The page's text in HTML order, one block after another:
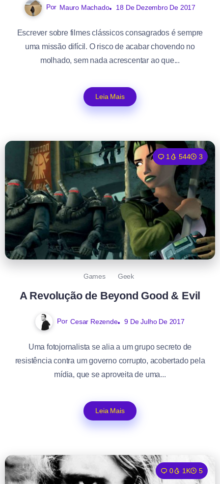
Por Mauro Machado 18 De Dezembro De 2017
Escrever sobre filmes clássicos consagrados é sempre
uma missão difícil. O risco de acabar chovendo no
molhado, sem nada acrescentar ao que...
Leia Mais
1 544 3
Games Geek
A Revolução de Beyond Good & Evil
Por Cesar Rezende 9 De Julho De 2017
Uma fotojornalista se alia a um grupo secreto de
resistência contra um governo corrupto, acobertado pela
mídia, que se aproveita de uma...
Leia Mais
0 1K 5